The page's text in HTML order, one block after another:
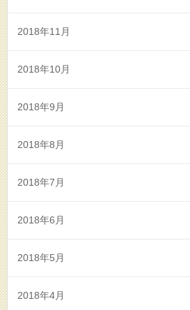
2018年11月
2018年10月
2018年9月
2018年8月
2018年7月
2018年6月
2018年5月
2018年4月